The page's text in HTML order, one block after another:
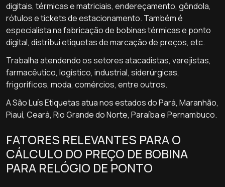
digitais, térmicas e matriciais, endereçamento, gôndola,
rótulos e tickets de estacionamento. Também é
especialista na fabricação de bobinas térmicas e ponto
digital, distribui etiquetas de marcação de preços, etc.
Trabalha atendendo os setores atacadistas, varejistas,
farmacêutico, logístico, industrial, siderúrgicas,
frigoríficos, moda, comércios, entre outros.
A São Luís Etiquetas atua nos estados do Pará, Maranhão,
Piauí, Ceará, Rio Grande do Norte, Paraíba e Pernambuco.
FATORES RELEVANTES PARA O
CÁLCULO DO PREÇO DE BOBINA
PARA RELÓGIO DE PONTO